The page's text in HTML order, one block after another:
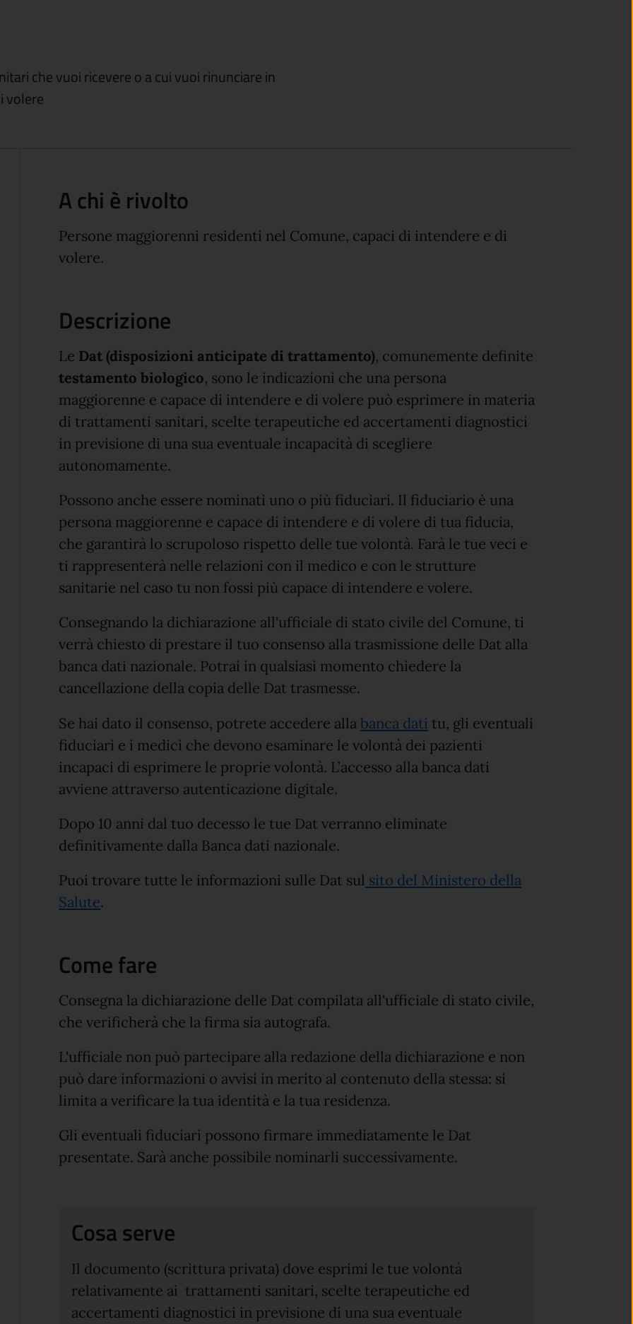
che vuoi ricevere o a cui vuoi rinunciare in
volere
A chi è rivolto
Persone maggiorenni residenti nel Comune, capaci di intendere e di
volere.
Descrizione
Le Dat (disposizioni anticipate di trattamento), comunemente definite
testamento biologico, sono le indicazioni che una persona
maggiorenne e capace di intendere e di volere può esprimere in materia
di trattamenti sanitari, scelte terapeutiche ed accertamenti diagnostici
in previsione di una sua eventuale incapacità di scegliere
autonomamente.
Possono anche essere nominati uno o più fiduciari. Il fiduciario è una
persona maggiorenne e capace di intendere e di volere di tua fiducia,
che garantirà lo scrupoloso rispetto delle tue volontà. Farà le tue veci e
ti rappresenterà nelle relazioni con il medico e con le strutture
sanitarie nel caso tu non fossi più capace di intendere e volere.
Consegnando la dichiarazione all'ufficiale di stato civile del Comune, ti
verrà chiesto di prestare il tuo consenso alla trasmissione delle Dat alla
banca dati nazionale. Potrai in qualsiasi momento chiedere la
cancellazione della copia delle Dat trasmesse.
Se hai dato il consenso, potrete accedere allabanca dati tu, gli eventuali
fiduciari e i medici che devono esaminare le volontà dei pazienti
incapaci di esprimere le proprie volontà. L’accesso alla banca dati
avviene attraverso autenticazione digitale.
Dopo 10 anni dal tuo decesso le tue Dat verranno eliminate
definitivamente dalla Banca dati nazionale.
Puoi trovare tutte le informazioni sulle Dat sul sito del Ministero della
Salute(apre in un'altra scheda).
.
Come fare
Consegna la dichiarazione delle Dat compilata all'ufficiale di stato civile,
che verificherà che la firma sia autografa.
L'ufficiale non può partecipare alla redazione della dichiarazione e non
può dare informazioni o avvisi in merito al contenuto della stessa: si
limita a verificare la tua identità e la tua residenza.
Gli eventuali fiduciari possono firmare immediatamente le Dat
presentate. Sarà anche possibile nominarli successivamente.
Cosa serve
Il documento (scrittura privata) dove esprimi le tue volontà
relativamente ai trattamenti sanitari, scelte terapeutiche ed
accertamenti diagnostici in previsione di una sua eventuale